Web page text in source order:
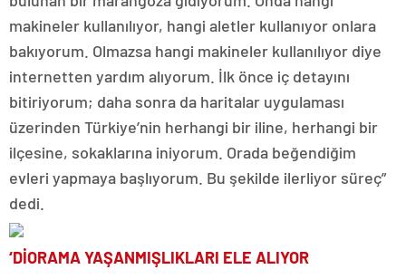
makineler kullanılıyor, hangi aletler kullanıyor onlara
bakıyorum. Olmazsa hangi makineler kullanılıyor diye
internetten yardım alıyorum. İlk önce iç detayını
bitiriyorum; daha sonra da haritalar uygulaması
üzerinden Türkiye’nin herhangi bir iline, herhangi bir
ilçesine, sokaklarına iniyorum. Orada beğendiğim
evleri yapmaya başlıyorum. Bu şekilde ilerliyor süreç”
dedi.
‘DİORAMA YAŞANMIŞLIKLARI ELE ALIYOR